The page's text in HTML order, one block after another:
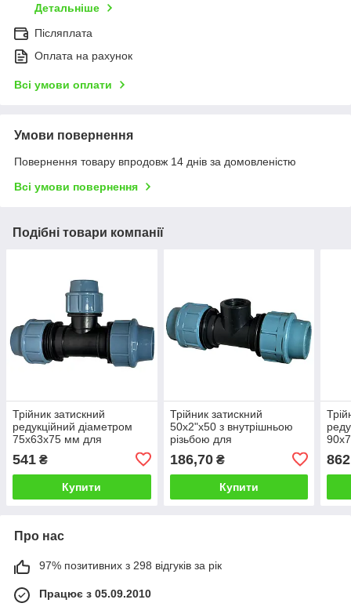
Детальніше
Післяплата
Оплата на рахунок
Всі умови оплати
Умови повернення
Повернення товару впродовж 14 днів за домовленістю
Всі умови повернення
Подібні товари компанії
Трійник затискний
редукційний діаметром
75х63х75 мм для
з'єднання поліетиленових
труб
541 ₴
Купити
Трійник затискний
50х2"х50 з внутрішньою
різьбою для
186,70₴
Купити
труб
Про нас
97% позитивних з 298 відгуків за рік
Працює з 05.09.2010